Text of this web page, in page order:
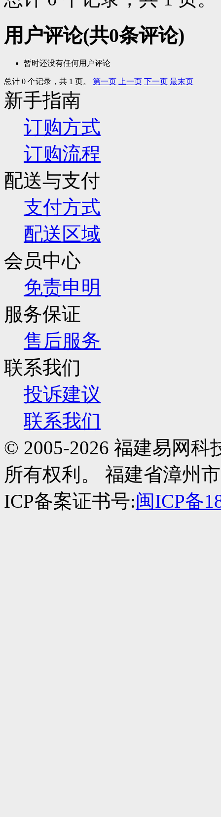
用户评论(共0条评论)
暂时还没有任何用户评论
总计 0 个记录，共 1 页。 第一页 上一页 下一页 最末页
新手指南
订购方式
订购流程
配送与支付
支付方式
配送区域
会员中心
免责申明
服务保证
售后服务
联系我们
投诉建议
联系我们
© 2005-2026 福建易网
所有权利。 福建省漳州
ICP备案证书号:闽ICP备